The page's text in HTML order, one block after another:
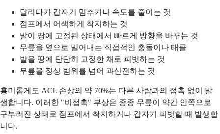
달리다가 갑자기 멈추거나 속도를 줄이는 것
점프에서 어색하게 착지하는 것
발이 땅에 고정된 상태에서 빠르게 방향을 바꾸는 것
무릎을 옆으로 밀어내는 직접적인 충돌이나 태클
발을 땅에 단단히 고정한 채로 피벗하는 것
무릎을 정상 범위를 넘어 과신전하는 것
흥미롭게도 ACL 손상의 약 70%는 다른 사람과의 접촉 없이 발
생합니다. 이러한 "비접촉" 부상은 종종 무릎이 약간 안쪽으로
구부러진 상태로 점프에서 착지하거나 갑자기 피벗할 때 발생합
니다.